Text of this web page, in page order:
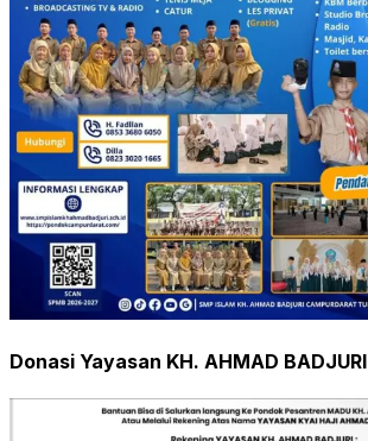
Donasi Yayasan KH. AHMAD BADJURI